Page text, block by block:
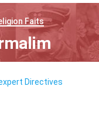
Faits
Directives